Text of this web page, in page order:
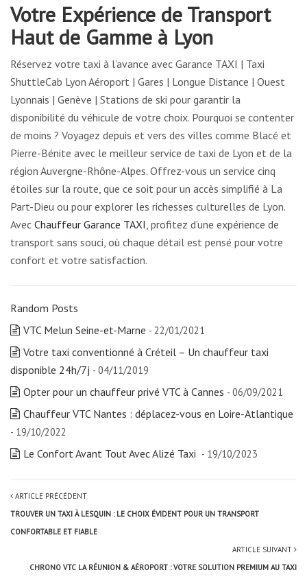
Votre Expérience de Transport
Haut de Gamme à Lyon
Réservez votre taxi à l’avance avec Garance TAXI | Taxi
ShuttleCab Lyon Aéroport | Gares | Longue Distance | Ouest
Lyonnais | Genève | Stations de ski pour garantir la
disponibilité du véhicule de votre choix. Pourquoi se contenter
de moins ? Voyagez depuis et vers des villes comme Blacé et
Pierre-Bénite avec le meilleur service de taxi de Lyon et de la
région Auvergne-Rhône-Alpes. Offrez-vous un service cinq
étoiles sur la route, que ce soit pour un accès simplifié à La
Part-Dieu ou pour explorer les richesses culturelles de Lyon.
Avec Chauffeur Garance TAXI, profitez d’une expérience de
transport sans souci, où chaque détail est pensé pour votre
confort et votre satisfaction.
Random Posts
VTC Melun Seine-et-Marne - 22/01/2021
Votre taxi conventionné à Créteil – Un chauffeur taxi
disponible 24h/7j - 04/11/2019
Opter pour un chauffeur privé VTC à Cannes - 06/09/2021
Chauffeur VTC Nantes : déplacez-vous en Loire-Atlantique
- 19/10/2022
Le Confort Avant Tout Avec Alizé Taxi - 19/10/2023
ARTICLE PRÉCÉDENT
TROUVER UN TAXI À LESQUIN : LE CHOIX ÉVIDENT POUR UN TRANSPORT
CONFORTABLE ET FIABLE
ARTICLE SUIVANT
CHRONO VTC LA RÉUNION & AÉROPORT : VOTRE SOLUTION PREMIUM AU TAXI